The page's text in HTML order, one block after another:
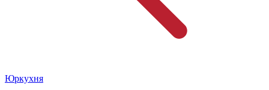
Юркухня